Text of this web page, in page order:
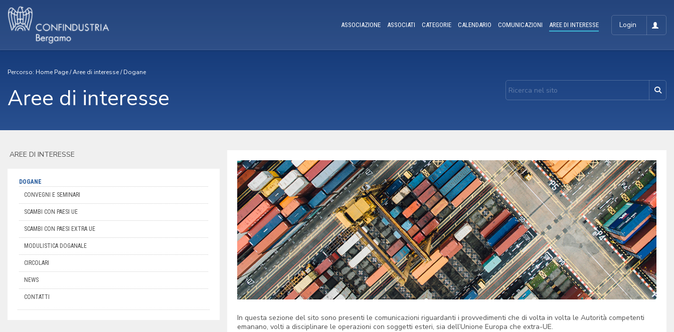
Login
ASSOCIAZIONE ASSOCIATI CATEGORIE CALENDARIO COMUNICAZIONI AREE DI INTERESSE
Percorso: Home Page/Aree di interesse/Dogane
Aree di interesse
AREE DI INTERESSE
DOGANE
CONVEGNI E SEMINARI
SCAMBI CON PAESI UE
SCAMBI CON PAESI EXTRA UE
MODULISTICA DOGANALE
CIRCOLARI
NEWS
CONTATTI
In questa sezione del sito sono presenti le comunicazioni riguardanti i provvedimenti che di volta in volta le Autorità competenti
emanano, volti a disciplinare le operazioni con soggetti esteri, sia dell’Unione Europa che extra-UE.